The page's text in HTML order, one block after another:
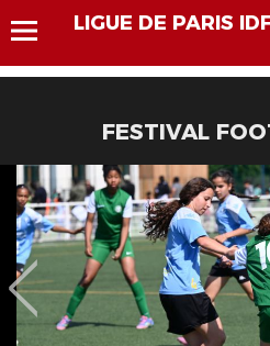
LIGUE DE PARIS
FESTIVAL